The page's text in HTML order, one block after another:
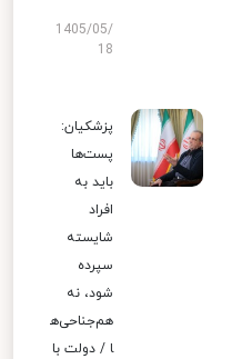
1405/05/
18
پزشکیان:
پست‌ها
باید به
افراد
شایسته
سپرده
شود، نه
هم‌جناحی‌ه
ا / دولت با